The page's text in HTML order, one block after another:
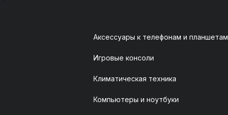
Аксессуары к телефонам и планшетам
Игровые консоли
Климатическая техника
Компьютеры и ноутбуки